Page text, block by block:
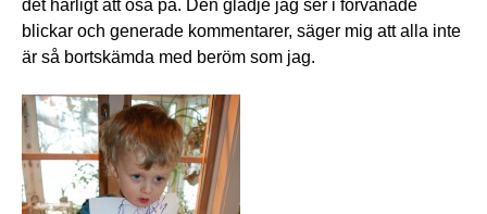
det härligt att ösa på. Den glädje jag ser i förvånade
blickar och generade kommentarer, säger mig att alla inte
är så bortskämda med beröm som jag.